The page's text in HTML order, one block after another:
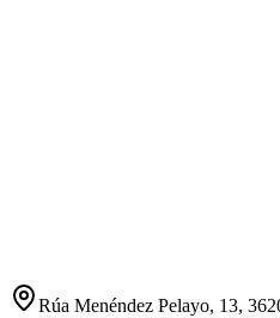
Rúa Menéndez Pelayo, 13,